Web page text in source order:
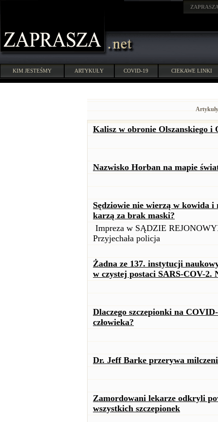
KIM JESTEŚMY ARTYKUŁY COVID-19 CIEKAWE LINKI
Kalisz w obronie Olszanskiego i
Nazwisko Horban na mapie
Sędziowie nie wierzą w kowida i
karzą za brak maski?
Impreza w SĄDZIE
Przyjechała policja
Żadna ze 137. instytucji
w czystej postaci SARS-COV-2.
Dlaczego szczepionki na
człowieka?
Dr. Jeff Barke przerywa
Zamordowani lekarze odkryli
wszystkich szczepionek